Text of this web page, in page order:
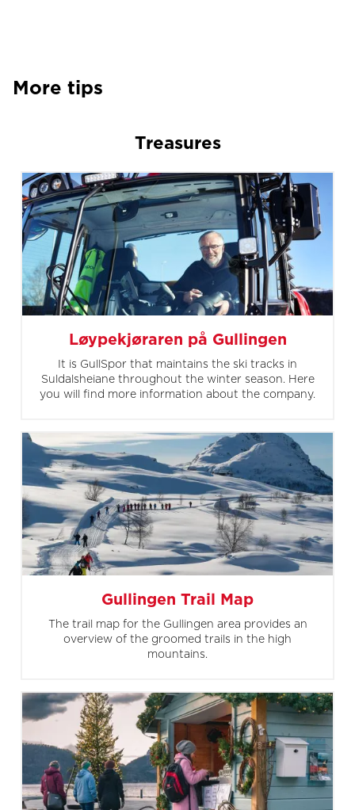
More tips
Treasures
Løypekjøraren på Gullingen
It is GullSpor that maintains the ski tracks in
Suldalsheiane throughout the winter season. Here
you will find more information about the company.
Gullingen Trail Map
The trail map for the Gullingen area provides an
overview of the groomed trails in the high
mountains.